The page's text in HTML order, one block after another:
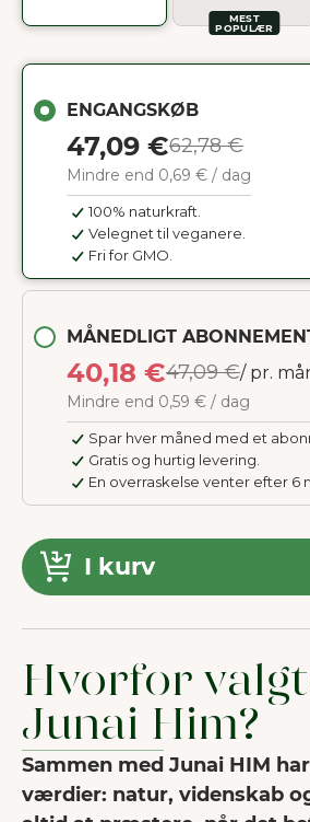
MEST
POPULÆR
MÅNEDLIGT
40,18 €47,09 €/ pr.
Mindre end 0,59 € / dag
Spar hver måned med et
Gratis og hurtig levering.
En overraskelse venter efter 6
ENGANGSKØB
47,09 €62,78 €
Mindre end 0,69 € / dag
100% naturkraft.
Velegnet til veganere.
Fri for GMO.
I kurv
Hvorfor
Junai Him?
Sammen med Junai HIM
værdier: natur, videnskab